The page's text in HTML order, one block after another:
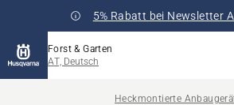
5% Rabatt bei Newsletter
Forst & Garten
AT, Deutsch
Heckmontierte